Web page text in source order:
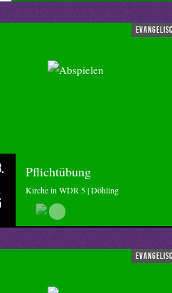
Pflichtübung
Kirche in WDR 5 | Döhling